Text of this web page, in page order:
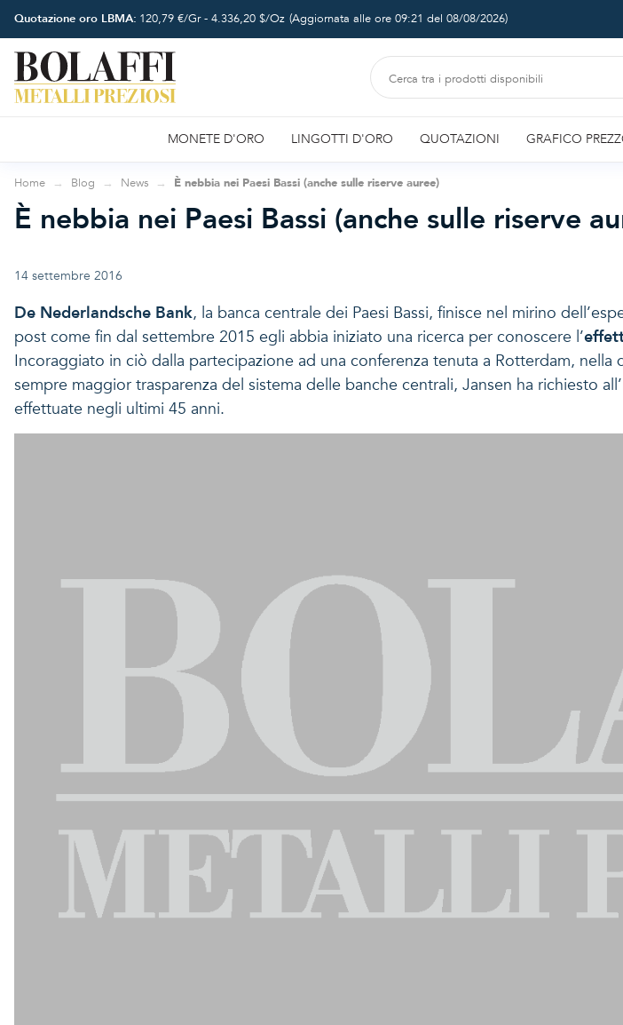
Quotazione oro LBMA: 120,79 €/Gr - 4.336,20 $/Oz (Aggiornata alle ore 09:21 del 08/08/2026)
MONETE D'ORO LINGOTTI D'ORO QUOTAZIONI GRAFICO
Home Blog News È nebbia nei Paesi Bassi (anche sulle riserve auree)
È nebbia nei Paesi Bassi (anche sulle riserve
14 settembre 2016
De Nederlandsche Bank, la banca centrale dei Paesi Bassi, finisce nel mirino
post come fin dal settembre 2015 egli abbia iniziato una ricerca per conoscere l’
Incoraggiato in ciò dalla partecipazione ad una conferenza tenuta a Rotterdam, nella
sempre maggior trasparenza del sistema delle banche centrali, Jansen ha richiesto
effettuate negli ultimi 45 anni.